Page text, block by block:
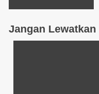
Jangan Lewatkan